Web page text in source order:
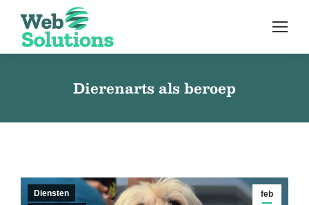
Dierenarts als beroep
feb
Diensten